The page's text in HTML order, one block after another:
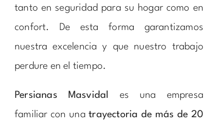
tanto en seguridad para su hogar como en
confort. De esta forma garantizamos
nuestra excelencia y que nuestro trabajo
perdure en el tiempo.
Persianas Masvidal es una empresa
familiar con una trayectoria de más de 20